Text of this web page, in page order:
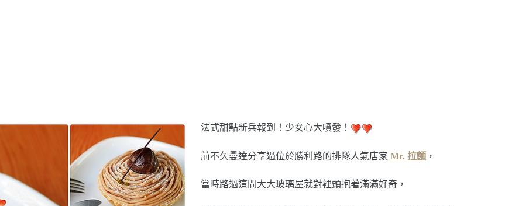
法式甜點新兵報到！少女心大噴發！
前不久曼達分享過位於勝利路的排隊人氣店家 Mr. 拉麵 ，
當時路過這間大大玻璃屋就對裡頭抱著滿滿好奇，